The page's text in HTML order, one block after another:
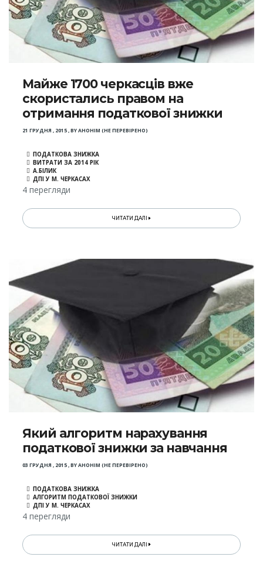
Майже 1700 черкасців вже
скористались правом на
отримання податкової знижки
21 ГРУДНЯ , 2015,BYАНОНІМ (НЕ ПЕРЕВІРЕНО)
ПОДАТКОВА ЗНИЖКА
ВИТРАТИ ЗА 2014 РІК
А.БІЛИК
ДПІ У М. ЧЕРКАСАХ
4 перегляди
ЧИТАТИ ДАЛІ
Який алгоритм нарахування
податкової знижки за навчання
03 ГРУДНЯ , 2015,BYАНОНІМ (НЕ ПЕРЕВІРЕНО)
ПОДАТКОВА ЗНИЖКА
АЛГОРИТМ ПОДАТКОВОЇ ЗНИЖКИ
ДПІ У М. ЧЕРКАСАХ
4 перегляди
ЧИТАТИ ДАЛІ